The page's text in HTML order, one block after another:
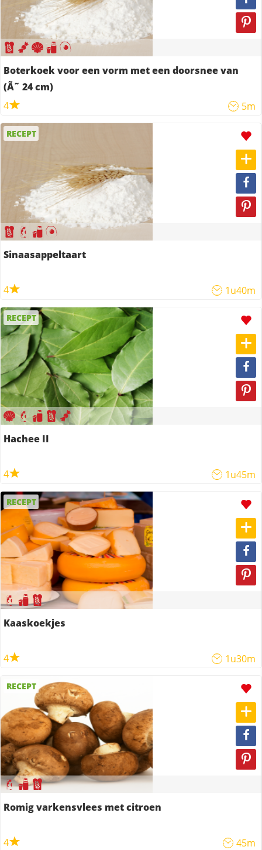
Boterkoek voor een vorm met een doorsnee van
(Ã˜ 24 cm)
4
5m
RECEPT
Sinaasappeltaart
4 1u40m
RECEPT
Hachee II
4 1u45m
RECEPT
Kaaskoekjes
4 1u30m
RECEPT
Romig varkensvlees met citroen
4 45m